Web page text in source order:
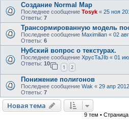
Создание Normal Map
Последнее сообщение Tosyk « 25 ноя
Ответы: 7
Трансормированную модель
Последнее сообщение Maximilian « 02
Ответы: 6
Нубский вопрос о текстурах.
Последнее сообщение XpycTaJIb « 01
Ответы: 10
1 2
Понижение полигонов
Последнее сообщение Wak « 29 апр
Ответы: 7
Новая тема
9 тем • Страница